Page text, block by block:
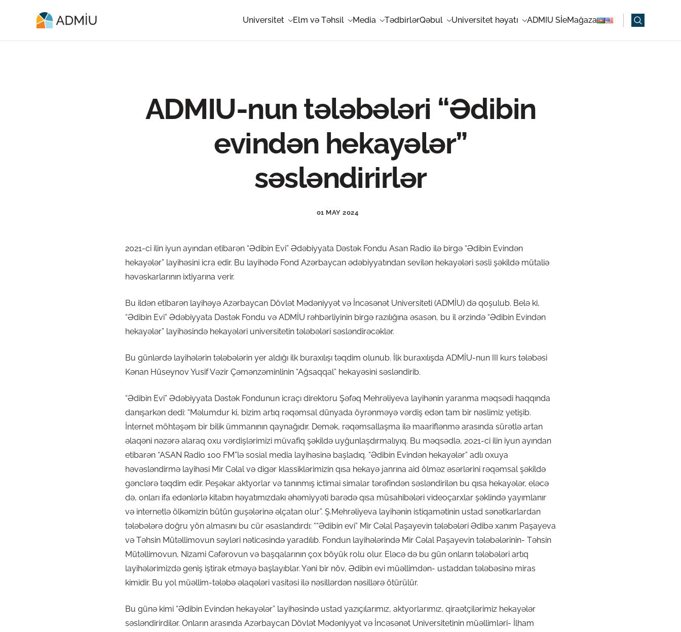
Universitet Elm və Təhsil Media TədbirlərQəbul Universitet həyatı ADMIU SİeMağaza
ADMIU-nun tələbələri “Ədibin
evindən hekayələr”
səsləndirirlər
01 MAY 2024
2021-ci ilin iyun ayından etibarən “Ədibin Evi” Ədəbiyyata Dəstək Fondu Asan Radio ilə birgə “Ədibin Evindən
hekayələr” layihəsini icra edir. Bu layihədə Fond Azərbaycan ədəbiyyatından sevilən hekayələri səsli şəkildə mütaliə
həvəskarlarının ixtiyarına verir.
Bu ildən etibarən layihəyə Azərbaycan Dövlət Mədəniyyət və İncəsənət Universiteti (ADMİU) də qoşulub. Belə ki,
“Ədibin Evi” Ədəbiyyata Dəstək Fondu və ADMİU rəhbərliyinin birgə razılığına əsasən, bu il ərzində “Ədibin Evindən
hekayələr” layihəsində hekayələri universitetin tələbələri səsləndirəcəklər.
Bu günlərdə layihələrin tələbələrin yer aldığı ilk buraxılışı təqdim olunub. İlk buraxılışda ADMİU-nun III kurs tələbəsi
Kənan Hüseynov Yusif Vəzir Çəmənzəminlinin “Ağsaqqal” hekayəsini səsləndirib.
“Ədibin Evi” Ədəbiyyata Dəstək Fondunun icraçı direktoru Şəfəq Mehrəliyeva layihənin yaranma məqsədi haqqında
danışarkən dedi: “Məlumdur ki, bizim artıq rəqəmsal dünyada öyrənməyə vərdiş edən tam bir nəslimiz yetişib.
İnternet möhtəşəm bir bilik ümmanının qaynağıdır. Demək, rəqəmsallaşma ilə maariflənmə arasında sürətlə artan
əlaqəni nəzərə alaraq oxu vərdişlərimizi müvafiq şəkildə uyğunlaşdırmalıyıq. Bu məqsədlə, 2021-ci ilin iyun ayından
etibarən “ASAN Radio 100 FM”lə sosial media layihəsinə başladıq. “Ədibin Evindən hekayələr” adlı oxuya
həvəsləndirmə layihəsi Mir Cəlal və digər klassiklərimizin qısa hekayə janrına aid ölməz əsərlərini rəqəmsal şəkildə
gənclərə təqdim edir. Peşəkar aktyorlar və tanınmış ictimai simalar tərəfindən səsləndirilən bu qısa hekayələr, eləcə
də, onları ifa edənlərlə kitabın həyatımızdakı əhəmiyyəti barədə qısa müsahibələri videoçarxlar şəklində yayımlanır
və internetlə ölkəmizin bütün guşələrinə əlçatan olur”. Ş.Mehrəliyeva layihənin istiqamətinin ustad sənətkarlardan
tələbələrə doğru yön almasını bu cür əsaslandırdı: ““Ədibin evi” Mir Cəlal Paşayevin tələbələri Ədibə xanım Paşayeva
və Təhsin Mütəllimovun səyləri nəticəsində yaradılıb. Fondun layihələrində Mir Cəlal Paşayevin tələbələrinin- Təhsin
Mütəllimovun, Nizami Cəfərovun və başqalarının çox böyük rolu olur. Eləcə də bu gün onların tələbələri artıq
layihələrimizdə geniş iştirak etməyə başlayıblar. Yəni bir növ, Ədibin evi müəllimdən- ustaddan tələbəsinə miras
kimidir. Bu yol müəllim-tələbə əlaqələri vasitəsi ilə nəsillərdən nəsillərə ötürülür.
Bu günə kimi “Ədibin Evindən hekayələr” layihəsində ustad yazıçılarımız, aktyorlarımız, qiraətçilərimiz hekayələr
səsləndirirdilər. Onların arasında Azərbaycan Dövlət Mədəniyyət və İncəsənət Universitetinin müəllimləri- İlham